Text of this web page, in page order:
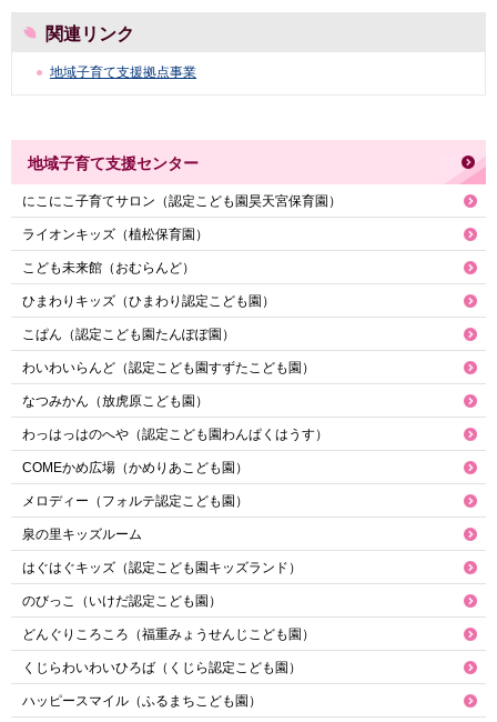
関連リンク
地域子育て支援拠点事業
地域子育て支援センター
にこにこ子育てサロン（認定こども園昊天宮保育園）
ライオンキッズ（植松保育園）
こども未来館（おむらんど）
ひまわりキッズ（ひまわり認定こども園）
こぱん（認定こども園たんぽぽ園）
わいわいらんど（認定こども園すずたこども園）
なつみかん（放虎原こども園）
わっはっはのへや（認定こども園わんぱくはうす）
COMEかめ広場（かめりあこども園）
メロディー（フォルテ認定こども園）
泉の里キッズルーム
はぐはぐキッズ（認定こども園キッズランド）
のびっこ（いけだ認定こども園）
どんぐりころころ（福重みょうせんじこども園）
くじらわいわいひろば（くじら認定こども園）
ハッピースマイル（ふるまちこども園）